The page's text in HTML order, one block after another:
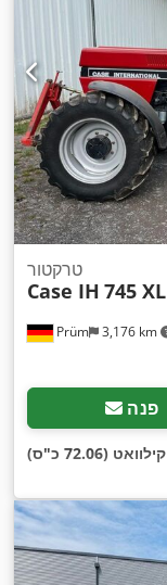
Prüm 3,176 km
טרקטור
Case IH 745 XL
פנה